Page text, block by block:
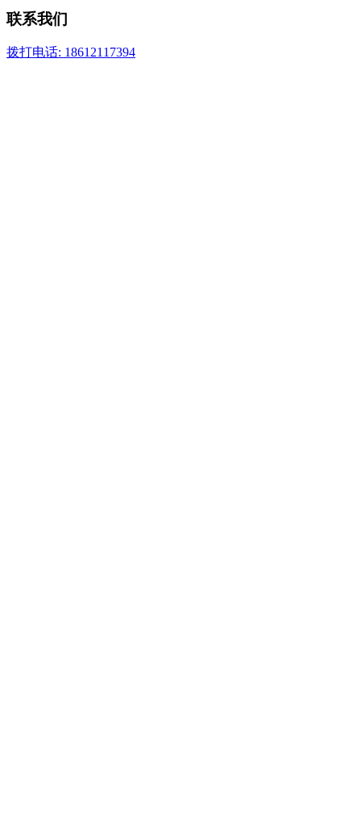
联系我们
拨打电话: 18612117394